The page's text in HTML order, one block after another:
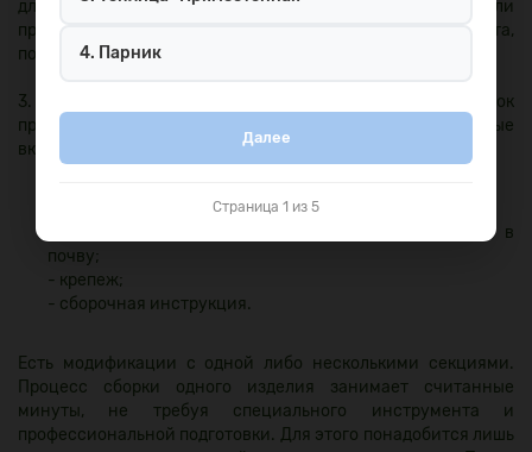
для грядки из оцинкованной стали квадратной или
прямоугольной формы с любой высотой и шириной борта,
под ваши требования.
3. Готовые конструкции ограждения для грядок
представлены в продаже в стандартных наборах, которые
включают:
- дополнительные ребра жесткости (если необходимо);
- заостренные крепежные уголки для погружения в
почву;
- крепеж;
- сборочная инструкция.
Есть модификации с одной либо несколькими секциями.
Процесс сборки одного изделия занимает считанные
минуты, не требуя специального инструмента и
профессиональной подготовки. Для этого понадобится лишь
4. Парник
Далее
Страница 1 из 5